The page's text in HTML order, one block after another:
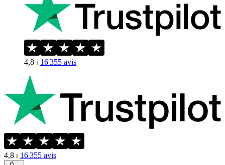
4,8 ⏐ 16 355 avis
4,8 ⏐ 16 355 avis